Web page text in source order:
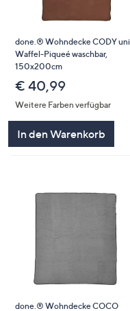
done.® Wohndecke CODY uni
Waffel-Piqueé waschbar,
150x200cm
€ 40,99
Weitere Farben verfügbar
In den Warenkorb
done.® Wohndecke COCO